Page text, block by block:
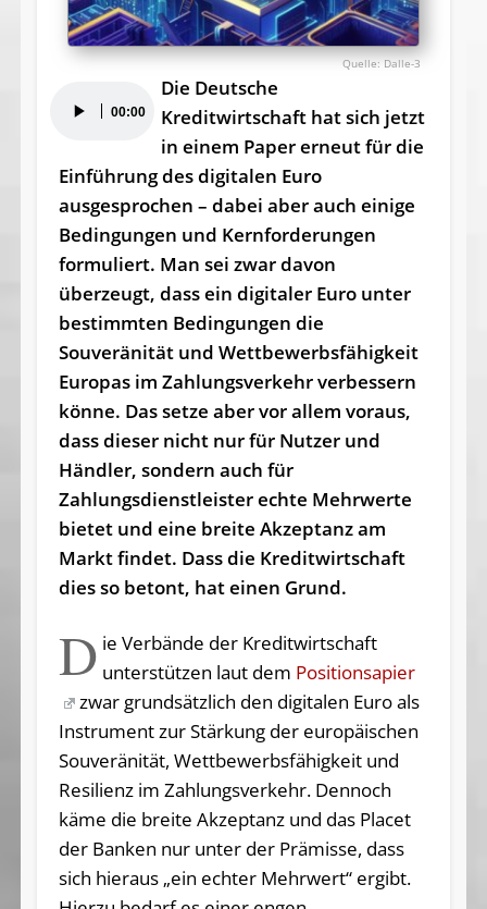
Dalle-3
Player 00:00
Die Deutsche
Kreditwirtschaft hat sich jetzt
in einem Paper erneut für die
Einführung des digitalen Euro
ausgesprochen – dabei aber auch einige
Bedingungen und Kernforderungen
formuliert. Man sei zwar davon
überzeugt, dass ein digitaler Euro unter
bestimmten Bedingungen die
Souveränität und Wettbewerbsfähigkeit
Europas im Zahlungsverkehr verbessern
könne. Das setze aber vor allem voraus,
dass dieser nicht nur für Nutzer und
Händler, sondern auch für
Zahlungsdienstleister echte Mehrwerte
bietet und eine breite Akzeptanz am
Markt findet. Dass die Kreditwirtschaft
dies so betont, hat einen Grund.
D ie Verbände der Kreditwirtschaft
unterstützen laut dem Positionsapier
zwar grundsätzlich den digitalen Euro als
Instrument zur Stärkung der europäischen
Souveränität, Wettbewerbsfähigkeit und
Resilienz im Zahlungsverkehr. Dennoch
käme die breite Akzeptanz und das Placet
der Banken nur unter der Prämisse, dass
sich hieraus „ein echter Mehrwert“ ergibt.